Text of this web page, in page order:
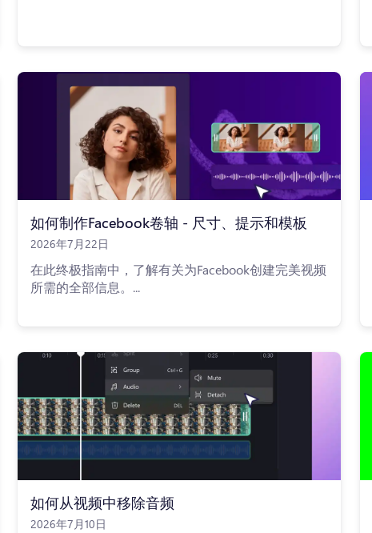
如何制作Facebook卷轴 - 尺寸、提示和模板
2026年7月22日
在此终极指南中，了解有关为Facebook创建完美视频
所需的全部信息。...
如何从视频中移除音频
2026年7月10日